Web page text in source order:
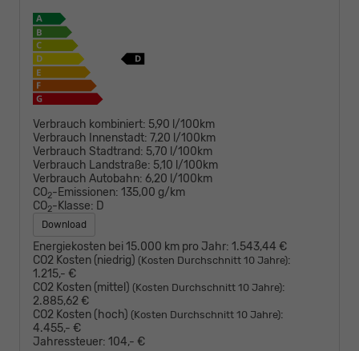
Verbrauch kombiniert: 5,90 l/100km
Verbrauch Innenstadt: 7,20 l/100km
Verbrauch Stadtrand: 5,70 l/100km
Verbrauch Landstraße: 5,10 l/100km
Verbrauch Autobahn: 6,20 l/100km
CO2-Emissionen: 135,00 g/km
CO2-Klasse: D
Download
Energiekosten bei 15.000 km pro Jahr: 1.543,44 €
CO2 Kosten (niedrig) (Kosten Durchschnitt 10 Jahre):
1.215,- €
CO2 Kosten (mittel) (Kosten Durchschnitt 10 Jahre):
2.885,62 €
CO2 Kosten (hoch) (Kosten Durchschnitt 10 Jahre):
4.455,- €
Jahressteuer: 104,- €